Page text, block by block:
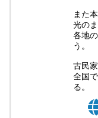
また
光の
各地
う。
古民
全国
る。